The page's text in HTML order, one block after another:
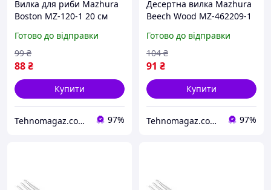
Вилка для риби Mazhura
Boston MZ-120-1 20 см
Готово до відправки
88₴
99 ₴
Купити
Tehnomagaz.com.ua - це передовий інтернет-магазин, спеціалізуючийся на продажу техніки 97%
Десертна вилка Mazhura
Beech Wood MZ-462209-1
Готово до відправки
91 ₴
104 ₴
Купити
Tehnomagaz.com.ua - це передовий інтернет-магазин, спеціалізуючийся на продажу техніки 97%